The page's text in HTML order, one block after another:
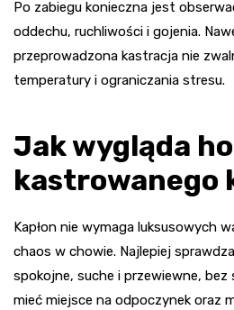
Po zabiegu konieczna jest
oddechu, ruchliwości i gojenia.
przeprowadzona kastracja nie
temperatury i ograniczania stresu.
Jak wygląda
kastrowanego
Kapłon nie wymaga luksusowych
chaos w chowie. Najlepiej
spokojne, suche i przewiewne, bez
mieć miejsce na odpoczynek oraz